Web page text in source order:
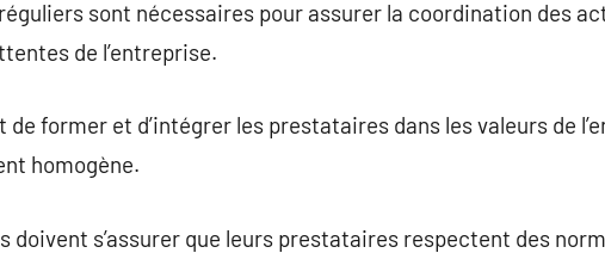
sont nécessaires pour assurer la coordination des
de l’entreprise.
former et d’intégrer les prestataires dans les valeurs de
homogène.
doivent s’assurer que leurs prestataires respectent des